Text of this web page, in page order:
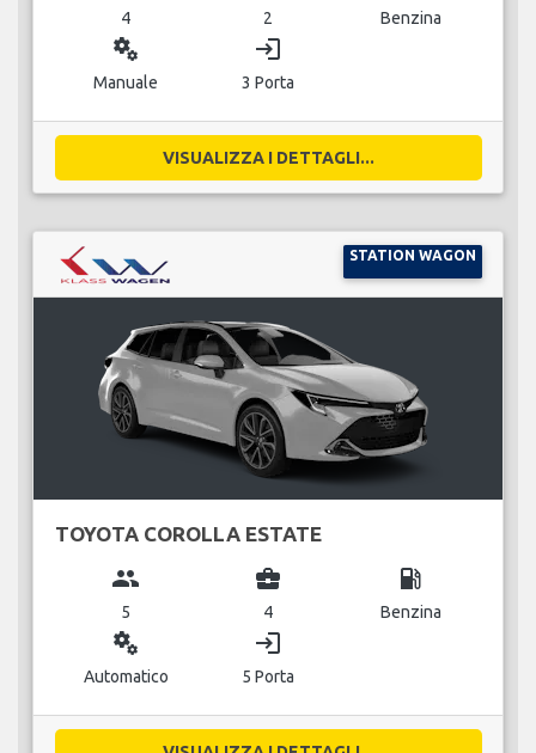
4 2 Benzina
miscellaneous_services
Manuale
login
3 Porta
VISUALIZZA I DETTAGLI...
STATION WAGON
TOYOTA COROLLA ESTATE
group
5
business_center
4
local_gas_station
Benzina
miscellaneous_services
Automatico
login
5 Porta